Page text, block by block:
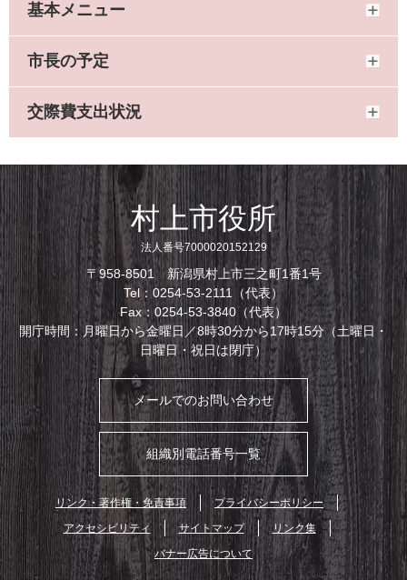
基本メニュー
市長の予定
交際費支出状況
村上市役所
法人番号7000020152129
〒958-8501 新潟県村上市三之町1番1号
Tel：0254-53-2111（代表）
Fax：0254-53-3840（代表）
開庁時間：月曜日から金曜日／8時30分から17時15分（土曜日・
日曜日・祝日は閉庁）
メールでのお問い合わせ
組織別電話番号一覧
リンク・著作権・免責事項
プライバシーポリシー
アクセシビリティ
サイトマップ
リンク集
バナー広告について